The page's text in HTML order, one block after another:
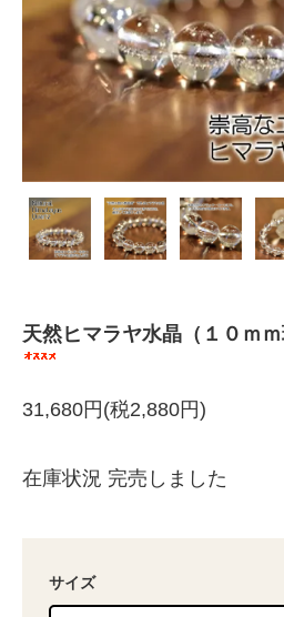
天然ヒマラヤ水晶（１０ｍ
31,680円(税2,880円)
在庫状況 完売しました
サイズ